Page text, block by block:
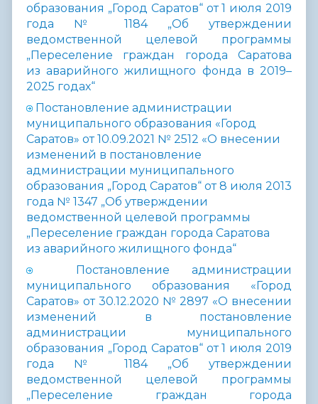
образования „Город Саратов“ от 1 июля 2019
года № 1184 „Об утверждении
ведомственной целевой программы
„Переселение граждан города Саратова
из аварийного жилищного фонда в 2019–
2025 годах“
Постановление администрации
муниципального образования «Город
Саратов» от 10.09.2021 № 2512 «О внесении
изменений в постановление
администрации муниципального
образования „Город Саратов“ от 8 июля 2013
года № 1347 „Об утверждении
ведомственной целевой программы
„Переселение граждан города Саратова
из аварийного жилищного фонда“
Постановление администрации
муниципального образования «Город
Саратов» от 30.12.2020 № 2897 «О внесении
изменений в постановление
администрации муниципального
образования „Город Саратов“ от 1 июля 2019
года № 1184 „Об утверждении
ведомственной целевой программы
„Переселение граждан города